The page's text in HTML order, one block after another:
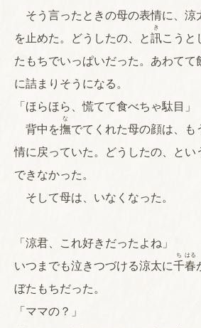
そう言ったときの母の表情に、涼
を止めた。どうしたの、と訊
き
こうと
たもちでいっぱいだった。あわてて
に詰まりそうになる。
「ほらほら、慌てて食べちゃ駄目」
背中を撫
な
でてくれた母の顔は、も
情に戻っていた。どうしたの、とい
できなかった。
そして母は、いなくなった。
「涼君、これ好きだったよね」
いつまでも泣きつづける涼太に千
ち
春
はる
ぼたもちだった。
「ママの？」